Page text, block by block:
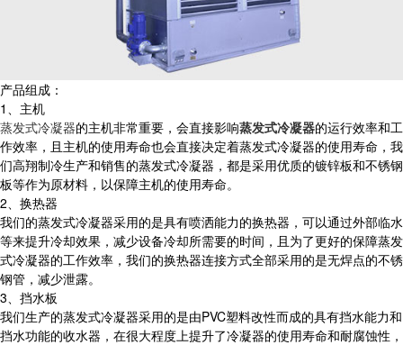
产品组成：
1、主机
蒸发式冷凝器的主机非常重要，会直接影响蒸发式冷凝器的运行效率和工
作效率，且主机的使用寿命也会直接决定着蒸发式冷凝器的使用寿命，我
们高翔制冷生产和销售的蒸发式冷凝器，都是采用优质的镀锌板和不锈钢
板等作为原材料，以保障主机的使用寿命。
2、换热器
我们的蒸发式冷凝器采用的是具有喷洒能力的换热器，可以通过外部临水
等来提升冷却效果，减少设备冷却所需要的时间，且为了更好的保障蒸发
式冷凝器的工作效率，我们的换热器连接方式全部采用的是无焊点的不锈
钢管，减少泄露。
3、挡水板
我们生产的蒸发式冷凝器采用的是由PVC塑料改性而成的具有挡水能力和
挡水功能的收水器，在很大程度上提升了冷凝器的使用寿命和耐腐蚀性，